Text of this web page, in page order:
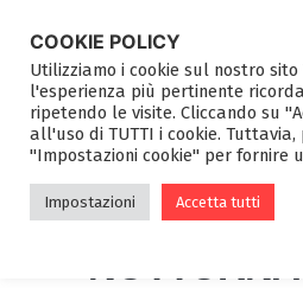
–
COOKIE POLICY
Utilizziamo i cookie sul nostro
l'esperienza più pertinente
ripetendo le visite. Cliccando su
all'uso di TUTTI i cookie. Tuttavia,
"Impostazioni cookie" per fornire
Impostazioni Accetta tutti